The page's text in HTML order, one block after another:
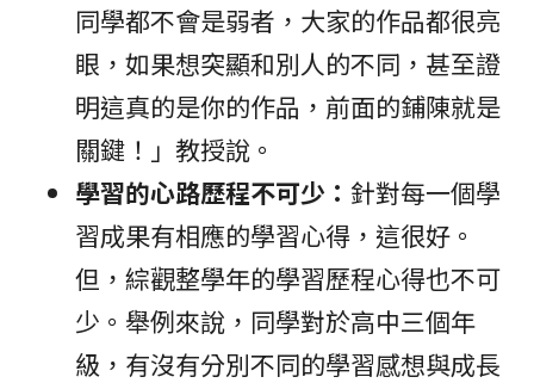
同學都不會是弱者，大家的作品都很亮
眼，如果想突顯和別人的不同，甚至證
明這真的是你的作品，前面的鋪陳就是
關鍵！」教授說。
學習的心路歷程不可少： 針對每一個學
習成果有相應的學習心得，這很好。
但，綜觀整學年的學習歷程心得也不可
少。舉例來說，同學對於高中三個年
級，有沒有分別不同的學習感想與成長